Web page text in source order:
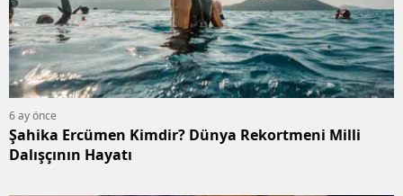
6 ay önce
Şahika Ercümen Kimdir? Dünya Rekortmeni Milli
Dalışçının Hayatı